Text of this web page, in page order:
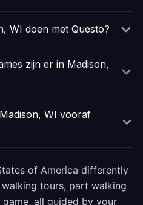
WI doen met Questo?
zijn er in Madison,
WI vooraf
of America differently
tours, part walking
all guided by your